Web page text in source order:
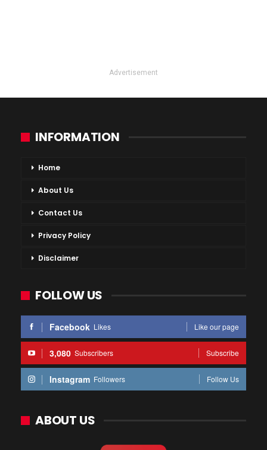
Advertisement
INFORMATION
Home
About Us
Contact Us
Privacy Policy
Disclaimer
FOLLOW US
Facebook Likes Like our page
3,080 Subscribers Subscribe
Instagram Followers Follow Us
ABOUT US